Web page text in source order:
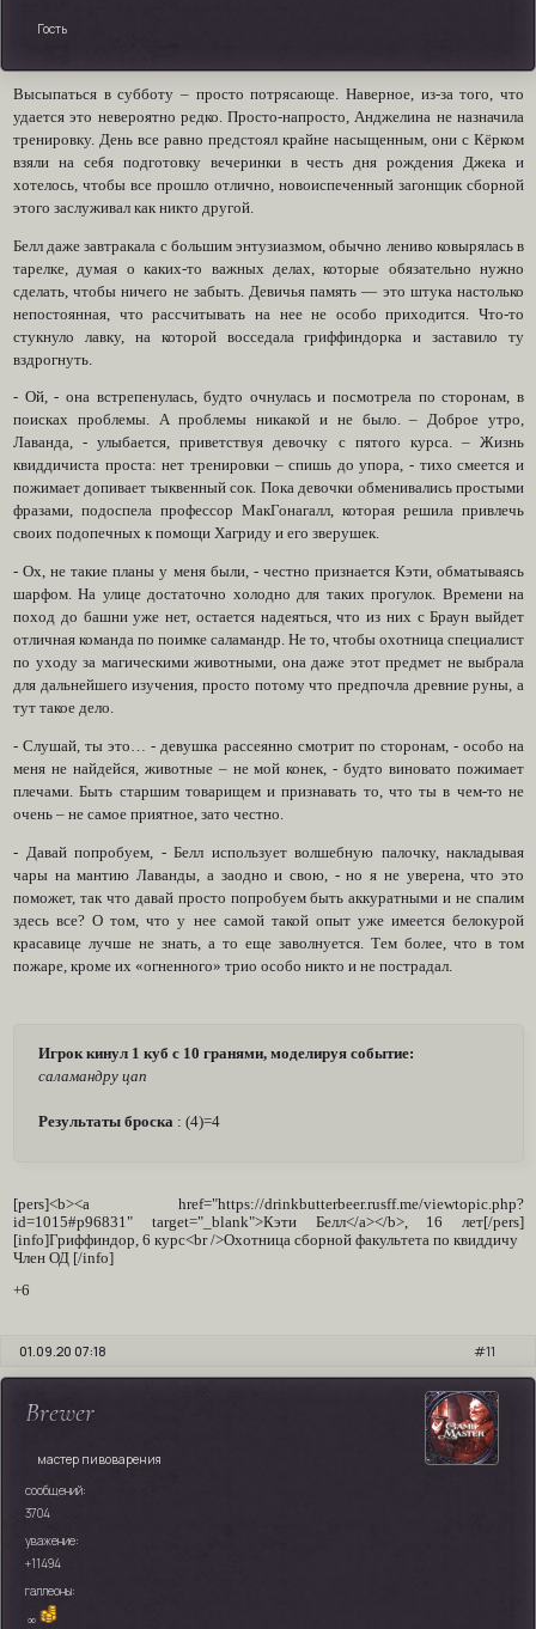
Гость
Высыпаться в субботу – просто потрясающе. Наверное, из-за того, что
удается это невероятно редко. Просто-напросто, Анджелина не назначила
тренировку. День все равно предстоял крайне насыщенным, они с Кёрком
взяли на себя подготовку вечеринки в честь дня рождения Джека и
хотелось, чтобы все прошло отлично, новоиспеченный загонщик сборной
этого заслуживал как никто другой.
Белл даже завтракала с большим энтузиазмом, обычно лениво ковырялась в
тарелке, думая о каких-то важных делах, которые обязательно нужно
сделать, чтобы ничего не забыть. Девичья память — это штука настолько
непостоянная, что рассчитывать на нее не особо приходится. Что-то
стукнуло лавку, на которой восседала гриффиндорка и заставило ту
вздрогнуть.
- Ой, - она встрепенулась, будто очнулась и посмотрела по сторонам, в
поисках проблемы. А проблемы никакой и не было. – Доброе утро,
Лаванда, - улыбается, приветствуя девочку с пятого курса. – Жизнь
квиддичиста проста: нет тренировки – спишь до упора, - тихо смеется и
пожимает допивает тыквенный сок. Пока девочки обменивались простыми
фразами, подоспела профессор МакГонагалл, которая решила привлечь
своих подопечных к помощи Хагриду и его зверушек.
- Ох, не такие планы у меня были, - честно признается Кэти, обматываясь
шарфом. На улице достаточно холодно для таких прогулок. Времени на
поход до башни уже нет, остается надеяться, что из них с Браун выйдет
отличная команда по поимке саламандр. Не то, чтобы охотница специалист
по уходу за магическими животными, она даже этот предмет не выбрала
для дальнейшего изучения, просто потому что предпочла древние руны, а
тут такое дело.
- Слушай, ты это… - девушка рассеянно смотрит по сторонам, - особо на
меня не найдейся, животные – не мой конек, - будто виновато пожимает
плечами. Быть старшим товарищем и признавать то, что ты в чем-то не
очень – не самое приятное, зато честно.
- Давай попробуем, - Белл использует волшебную палочку, накладывая
чары на мантию Лаванды, а заодно и свою, - но я не уверена, что это
поможет, так что давай просто попробуем быть аккуратными и не спалим
здесь все? О том, что у нее самой такой опыт уже имеется белокурой
красавице лучше не знать, а то еще заволнуется. Тем более, что в том
пожаре, кроме их «огненного» трио особо никто и не пострадал.
Игрок кинул 1 куб с 10 гранями, моделируя событие:
саламандру цап
Результаты броска : (4)=4
[pers]<b><a href="https://drinkbutterbeer.rusff.me/viewtopic.php?
id=1015#p96831" target="_blank">Кэти Белл</a></b>, 16 лет[/pers]
[info]Гриффиндор, 6 курс<br />Охотница сборной факультета по квиддичу
Член ОД [/info]
+6
11
01.09.20 07:18
Brewer
мастер пивоварения
сообщений:
3704
уважение:
+11494
галлеоны:
∞